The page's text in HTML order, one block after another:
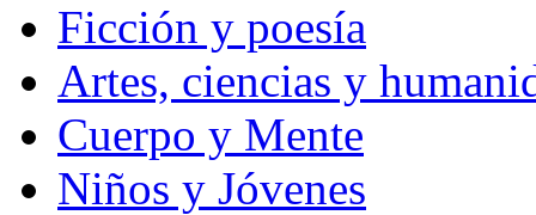
Ficción y poesía
Artes, ciencias y
Cuerpo y Mente
Niños y Jóvenes